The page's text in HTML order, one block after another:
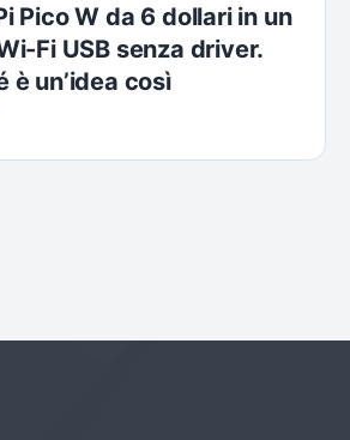
Pico W da 6 dollari in un
Fi USB senza driver.
è un’idea così